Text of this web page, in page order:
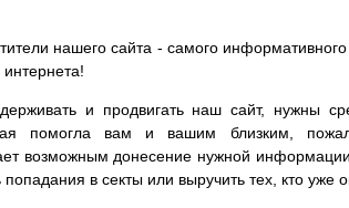
нашего сайта - самого информативного
интернета!
и продвигать наш сайт, нужны
помогла вам и вашим близким,
возможным донесение нужной
в секты или выручить тех, кто уже